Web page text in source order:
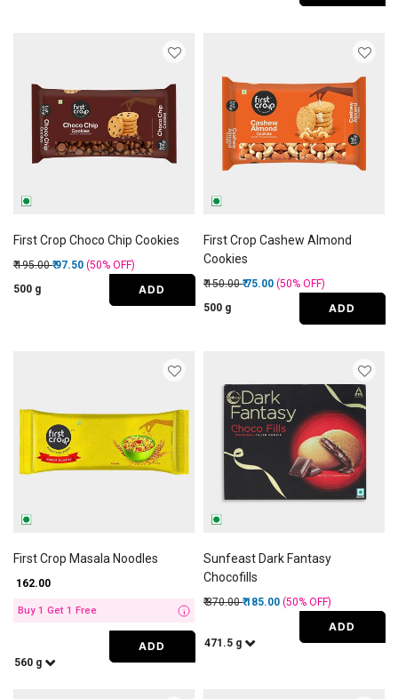
First Crop Choco Chip Cookies
Price reduced from
₹ 195.00to
₹ 97.50 (50% OFF)
500 g
ADD
First Crop Cashew Almond
Cookies
Price reduced from
₹ 150.00to
₹ 75.00 (50% OFF)
500 g
ADD
First Crop Masala Noodles
₹ 162.00
Buy 1 Get 1 Free i
560 g
ADD
Sunfeast Dark Fantasy
Chocofills
Price reduced from
₹ 370.00to
₹ 185.00 (50% OFF)
471.5 g
ADD